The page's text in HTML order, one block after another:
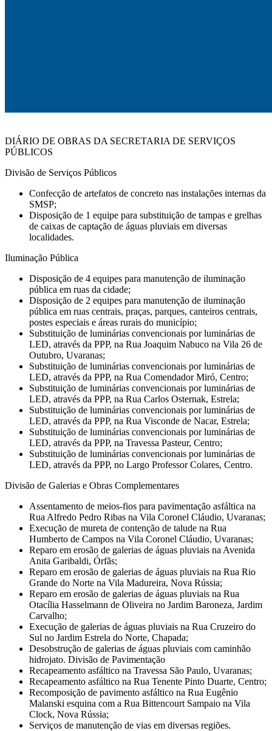
DIÁRIO DE OBRAS DA SECRETARIA DE SERVIÇOS
PÚBLICOS
Divisão de Serviços Públicos
Confecção de artefatos de concreto nas instalações internas da
SMSP;
Disposição de 1 equipe para substituição de tampas e grelhas
de caixas de captação de águas pluviais em diversas
localidades.
Iluminação Pública
Disposição de 4 equipes para manutenção de iluminação
pública em ruas da cidade;
Disposição de 2 equipes para manutenção de iluminação
pública em ruas centrais, praças, parques, canteiros centrais,
postes especiais e áreas rurais do município;
Substituição de luminárias convencionais por luminárias de
LED, através da PPP, na Rua Joaquim Nabuco na Vila 26 de
Outubro, Uvaranas;
Substituição de luminárias convencionais por luminárias de
LED, através da PPP, na Rua Comendador Miró, Centro;
Substituição de luminárias convencionais por luminárias de
LED, através da PPP, na Rua Carlos Osternak, Estrela;
Substituição de luminárias convencionais por luminárias de
LED, através da PPP, na Rua Visconde de Nacar, Estrela;
Substituição de luminárias convencionais por luminárias de
LED, através da PPP, na Travessa Pasteur, Centro;
Substituição de luminárias convencionais por luminárias de
LED, através da PPP, no Largo Professor Colares, Centro.
Divisão de Galerias e Obras Complementares
Assentamento de meios-fios para pavimentação asfáltica na
Rua Alfredo Pedro Ribas na Vila Coronel Cláudio, Uvaranas;
Execução de mureta de contenção de talude na Rua
Humberto de Campos na Vila Coronel Cláudio, Uvaranas;
Reparo em erosão de galerias de águas pluviais na Avenida
Anita Garibaldi, Órfãs;
Reparo em erosão de galerias de águas pluviais na Rua Rio
Grande do Norte na Vila Madureira, Nova Rússia;
Reparo em erosão de galerias de águas pluviais na Rua
Otacília Hasselmann de Oliveira no Jardim Baroneza, Jardim
Carvalho;
Execução de galerias de águas pluviais na Rua Cruzeiro do
Sul no Jardim Estrela do Norte, Chapada;
Desobstrução de galerias de águas pluviais com caminhão
hidrojato. Divisão de Pavimentação
Recapeamento asfáltico na Travessa São Paulo, Uvaranas;
Recapeamento asfáltico na Rua Tenente Pinto Duarte, Centro;
Recomposição de pavimento asfáltico na Rua Eugênio
Malanski esquina com a Rua Bittencourt Sampaio na Vila
Clock, Nova Rússia;
Serviços de manutenção de vias em diversas regiões.